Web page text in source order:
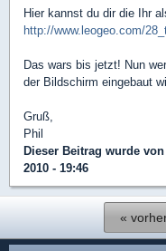
Hier kannst du dir die Ihr
http://www.leogeo.com/
Das wars bis jetzt! Nun
der Bildschirm eingebaut
Gruß,
Phil
Dieser Beitrag wurde von
2010 - 19:46
«